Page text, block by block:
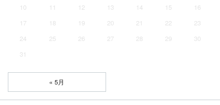
10
11 12 13 14 15
16
17
18 19 20 21 22
23
24
25 26 27 28 29
30
31
« 5月